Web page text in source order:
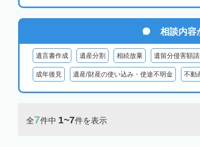
相談内容
遺言書作成 遺産分割 相続放棄 遺留分侵害額
成年後見 遺産/財産の使い込み・使途不明金 不動
全7件中 1~7件を表示